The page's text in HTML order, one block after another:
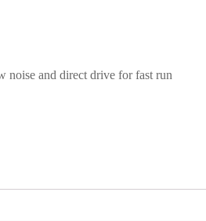
noise and direct drive for fast run